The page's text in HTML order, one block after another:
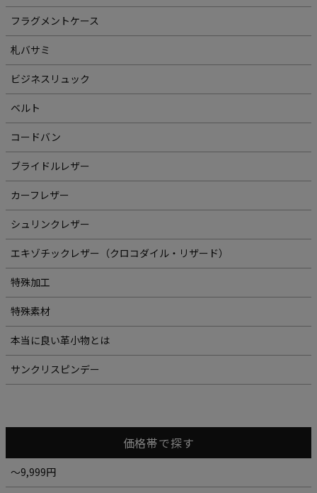
フラグメントケース
札バサミ
ビジネスリュック
ベルト
コードバン
ブライドルレザー
カーフレザー
シュリンクレザー
エキゾチックレザー（クロコダイル・リザード）
特殊加工
特殊素材
本当に良い革小物とは
サンクリスピンデー
価格帯で探す
～9,999円